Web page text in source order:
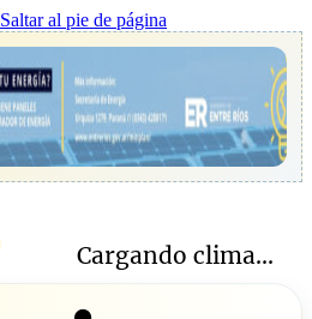
Saltar al pie de página
Cargando clima...